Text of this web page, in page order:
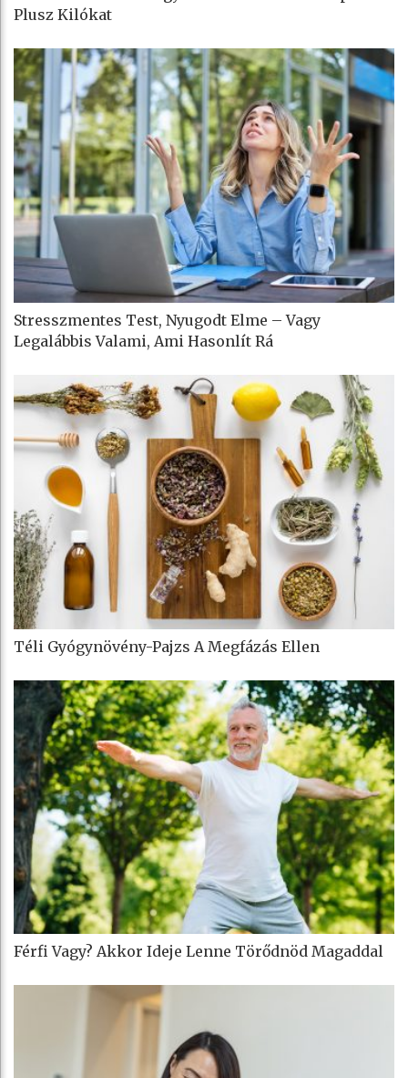
Plusz Kilókat
Stresszmentes Test, Nyugodt Elme – Vagy
Legalábbis Valami, Ami Hasonlít Rá
Téli Gyógynövény-Pajzs A Megfázás Ellen
Férfi Vagy? Akkor Ideje Lenne Törődnöd Magaddal